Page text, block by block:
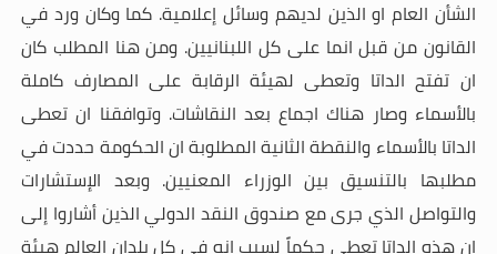
الشأن العام او الذين لديهم وسائل إعلامية. كما وكان ورد في
القانون من قبل انما على كل اللبنانيين. ومن هنا المطلب كان
ان تفتح الداتا وتعطى لهيئة الرقابة على المصارف كاملة
بالأسماء وصار هناك اجماع بعد النقاشات. وتوافقنا ان تعطى
الداتا بالأسماء والنقطة الثانية المطلوبة ان الحكومة حددت في
مطلبها بالتنسيق بين الوزراء المعنيين. وبعد الإستشارات
والتواصل الذي جرى مع صندوق النقد الدولي الذين أشاروا إلى
ان هذه الداتا تعطى حكماً لسبب انه في كل بلدان العالم هيئة